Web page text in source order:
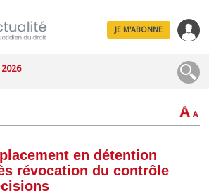
JE M'ABONNE
2026
en détention
révocation du contrôle